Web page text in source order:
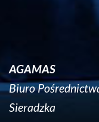
AGAMAS
Biuro
Sieradzka